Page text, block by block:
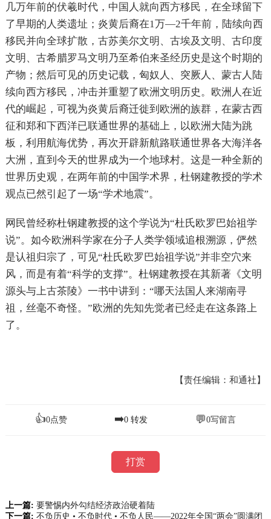
几万年前的伏羲时代，中国人就向西方移民，在全球留下
了早期的人类遗址；炎黄后裔在1万—2千年前，陆续向西
移民并向全球扩散，古苏美尔文明、古埃及文明、古印度
文明、古希腊罗马文明乃至希伯来圣经历史是这个时期的
产物；然后可见的历史记载，匈奴人、突厥人、蒙古人陆
续向西方移民，冲击并重塑了欧洲文明历史。欧洲人在近
代的崛起，可视为炎黄后裔迁徙到欧洲的族群，在蒙古西
征和郑和下西洋已联通世界的基础上，以欧洲大陆为跳
板，利用航海优势，再次开辟新航路联通世界各大海洋各
大洲，直到今天的世界成为一个地球村。这是一种全新的
世界历史观，在两年前的中国学术界，杜钢建教授的学术
观点已然引起了一场“学术地震”。
网民曾经称杜钢建教授的这个学说为“杜氏欧罗巴始祖学
说”。如今欧洲科学家在分子人类学领域追根溯源，俨然
是认祖归宗了，可见“杜氏欧罗巴始祖学说”并非空穴来
风，而是有着“科学的支撑”。杜钢建教授在其新著《文明
源头与上古茶陵》一书中讲到：“哪天法国人来湖南寻
祖，丝毫不奇怪。”欧洲的先知先觉者已经走在这条路上
了。
【责任编辑：和通社】
👍0点赞 ➡️0 转发 💬0写留言
打赏
上一篇: 要警惕内外勾结经济政治硬着陆
下一篇: 不负历史 • 不负时代 • 不负人民——2022年全国“两会”圆满闭